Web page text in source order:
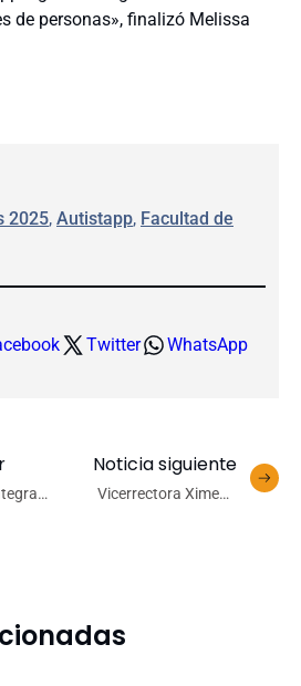
de personas», finalizó Melissa
2025, Autistapp, Facultad de
Twitter WhatsApp
Noticia siguiente
Vicerrectora Ximena